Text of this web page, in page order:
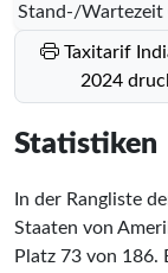
Stand-/Wartezeit
Taxitarif Indianapolis
2024
Statistiken
In der Rangliste
Staaten von
Platz 73 von 186.